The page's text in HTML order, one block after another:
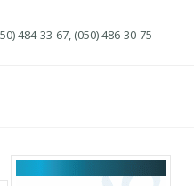
484-33-67, (050) 486-30-75